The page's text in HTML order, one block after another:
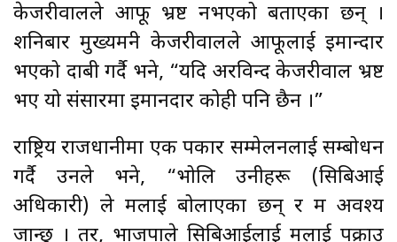
केजरीवालले आफू भ्रष्ट नभएको बताएका छन् ।
शनिबार मुख्यमन्त्री केजरीवालले आफूलाई इमान्दार
भएको दाबी गर्दै भने, “यदि अरविन्द केजरीवाल भ्रष्ट
भए यो संसारमा इमानदार कोही पनि छैन ।”
राष्ट्रिय राजधानीमा एक पत्रकार सम्मेलनलाई सम्बोधन
गर्दै उनले भने, “भोलि उनीहरू (सिबिआई
अधिकारी) ले मलाई बोलाएका छन् र म अवश्य
जान्छु । तर, भाजपाले सिबिआईलाई मलाई पक्राउ